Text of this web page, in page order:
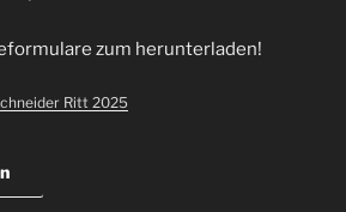
zum herunterladen!
Ritt 2025